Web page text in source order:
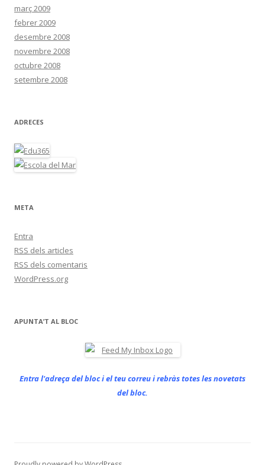
març 2009
febrer 2009
desembre 2008
novembre 2008
octubre 2008
setembre 2008
ADRECES
META
Entra
RSS dels articles
RSS dels comentaris
WordPress.org
APUNTA’T AL BLOC
Entra l'adreça del bloc i el teu correu i rebràs totes les novetats
del bloc.